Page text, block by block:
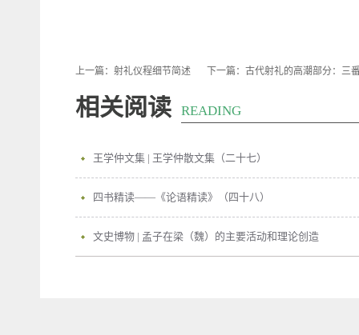
上一篇： 射礼仪程细节简述 下一篇： 古代射礼的高潮部分：三
相关阅读 READING
王学仲文集 | 王学仲散文集（二十七）
四书精读——《论语精读》（四十八）
文史博物 | 孟子在梁（魏）的主要活动和理论创造